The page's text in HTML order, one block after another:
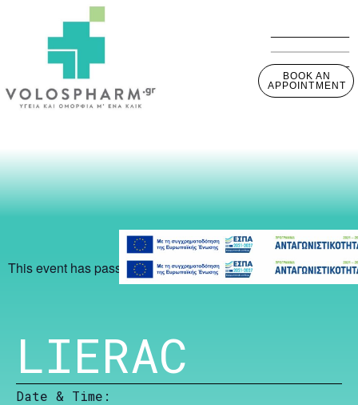
BOOK AN
APPOINTMENT
This event has passed.
LIERAC
Date & Time: